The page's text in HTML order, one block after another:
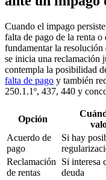
Cuando el impago
falta de pago de la renta o
fundamentar la
se inicia una
contempla la posibilidad
falta de pago y también
250.1.1º, 437, 440 y
Opción
Acuerdo de
pago
Si hay
Reclamación
de rentas
Si interesa
deuda